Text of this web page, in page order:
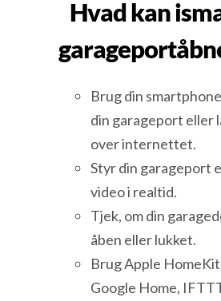
Hvad kan
Brug din
din garageport eller
over internettet.
Styr din garageport
video i realtid.
Tjek, om din
åben eller lukket.
Brug Apple
Google Home,